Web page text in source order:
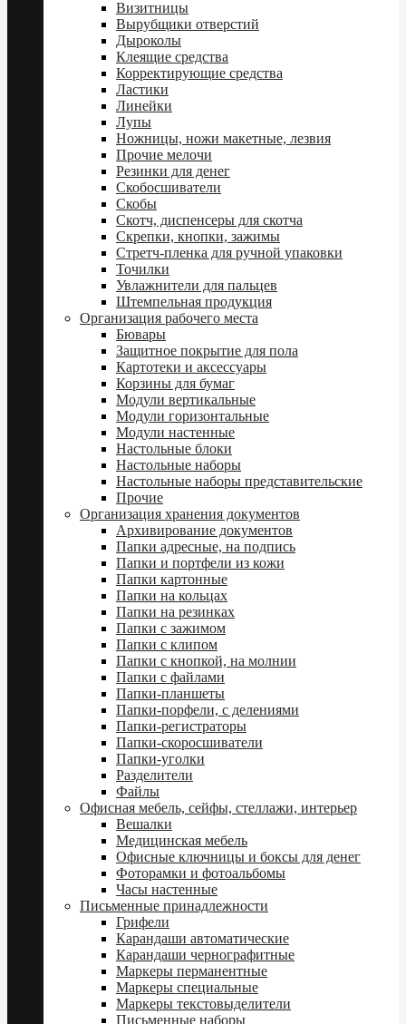
Визитницы
Вырубщики отверстий
Дыроколы
Клеящие средства
Корректирующие средства
Ластики
Линейки
Лупы
Ножницы, ножи макетные, лезвия
Прочие мелочи
Резинки для денег
Скобосшиватели
Скобы
Скотч, диспенсеры для скотча
Скрепки, кнопки, зажимы
Стретч-пленка для ручной упаковки
Точилки
Увлажнители для пальцев
Штемпельная продукция
Организация рабочего места
Бювары
Защитное покрытие для пола
Картотеки и аксессуары
Корзины для бумаг
Модули вертикальные
Модули горизонтальные
Модули настенные
Настольные блоки
Настольные наборы
Настольные наборы представительские
Прочие
Организация хранения документов
Архивирование документов
Папки адресные, на подпись
Папки и портфели из кожи
Папки картонные
Папки на кольцах
Папки на резинках
Папки с зажимом
Папки с клипом
Папки с кнопкой, на молнии
Папки с файлами
Папки-планшеты
Папки-порфели, с делениями
Папки-регистраторы
Папки-скоросшиватели
Папки-уголки
Разделители
Файлы
Офисная мебель, сейфы, стеллажи, интерьер
Вешалки
Медицинская мебель
Офисные ключницы и боксы для денег
Фоторамки и фотоальбомы
Часы настенные
Письменные принадлежности
Грифели
Карандаши автоматические
Карандаши чернографитные
Маркеры перманентные
Маркеры специальные
Маркеры текстовыделители
Письменные наборы